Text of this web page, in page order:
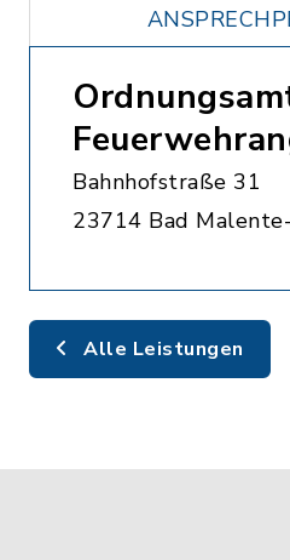
Bahnhofstraße 31
23714 Bad
Alle Leistungen